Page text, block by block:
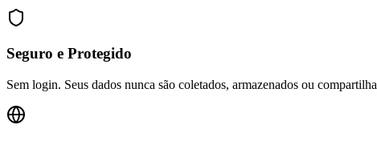
Seguro e Protegido
Sem login. Seus dados nunca são coletados, armazenados ou